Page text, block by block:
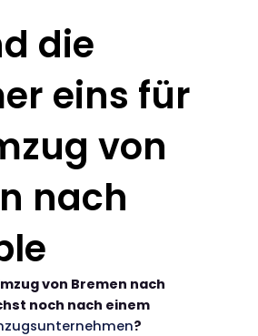
die
eins für
von
nach
von Bremen nach
noch nach einem
?